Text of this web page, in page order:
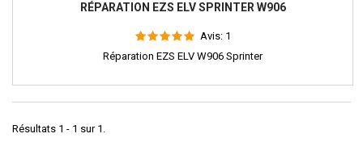
RÉPARATION EZS ELV SPRINTER W906
Avis: 1
Réparation EZS ELV W906 Sprinter
Résultats 1 - 1 sur 1.